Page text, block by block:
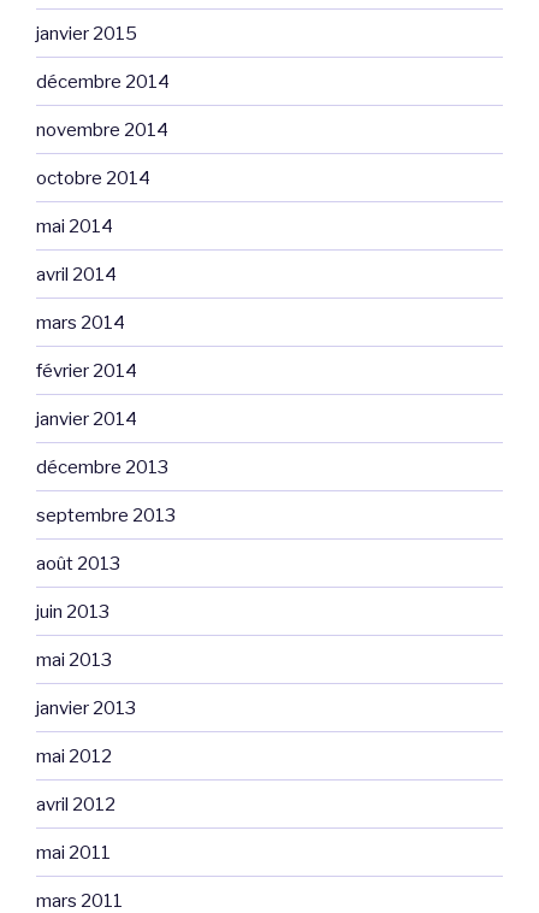
janvier 2015
décembre 2014
novembre 2014
octobre 2014
mai 2014
avril 2014
mars 2014
février 2014
janvier 2014
décembre 2013
septembre 2013
août 2013
juin 2013
mai 2013
janvier 2013
mai 2012
avril 2012
mai 2011
mars 2011